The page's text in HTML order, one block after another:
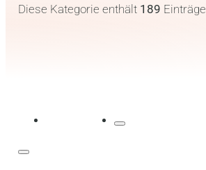
Diese Kategorie enthält 189 Einträge